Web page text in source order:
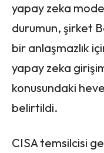
yapay zeka
durumun, şirket
bir anlaşmazlık
yapay zeka
konusundaki
belirtildi.
CISA temsilcisi